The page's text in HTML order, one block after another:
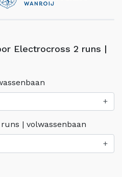
Electrocross 2 runs |
+
| volwassenbaan
+